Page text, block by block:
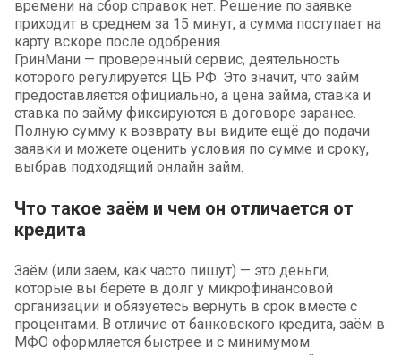
времени на сбор справок нет. Решение по заявке
приходит в среднем за 15 минут, а сумма поступает на
карту вскоре после одобрения.
ГринМани — проверенный сервис, деятельность
которого регулируется ЦБ РФ. Это значит, что займ
предоставляется официально, а цена займа, ставка и
ставка по займу фиксируются в договоре заранее.
Полную сумму к возврату вы видите ещё до подачи
заявки и можете оценить условия по сумме и сроку,
выбрав подходящий онлайн займ.
Что такое заём и чем он отличается от
кредита
Заём (или заем, как часто пишут) — это деньги,
которые вы берёте в долг у микрофинансовой
организации и обязуетесь вернуть в срок вместе с
процентами. В отличие от банковского кредита, заём в
МФО оформляется быстрее и с минимумом